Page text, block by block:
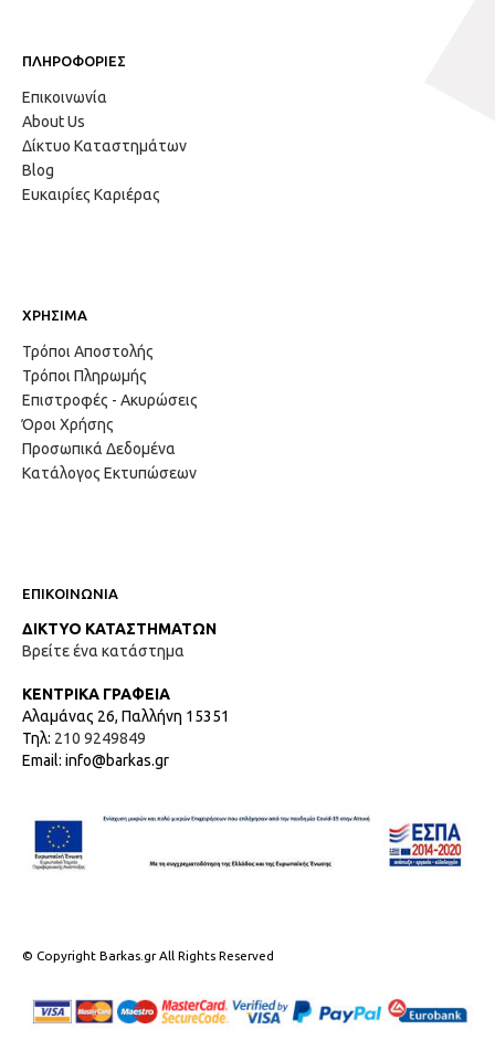
ΠΛΗΡΟΦΟΡΙΕΣ
Επικοινωνία
About Us
Δίκτυο Καταστημάτων
Blog
Ευκαιρίες Καριέρας
ΧΡΗΣΙΜΑ
Τρόποι Αποστολής
Τρόποι Πληρωμής
Επιστροφές - Ακυρώσεις
Όροι Χρήσης
Προσωπικά Δεδομένα
Κατάλογος Εκτυπώσεων
ΕΠΙΚΟΙΝΩΝΙΑ
ΔΙΚΤΥΟ ΚΑΤΑΣΤΗΜΑΤΩΝ
Βρείτε ένα κατάστημα
ΚΕΝΤΡΙΚΑ ΓΡΑΦΕΙΑ
Αλαμάνας 26, Παλλήνη 15351
Τηλ: 210 9249849
Email: info@barkas.gr
© Copyright Barkas.gr All Rights Reserved